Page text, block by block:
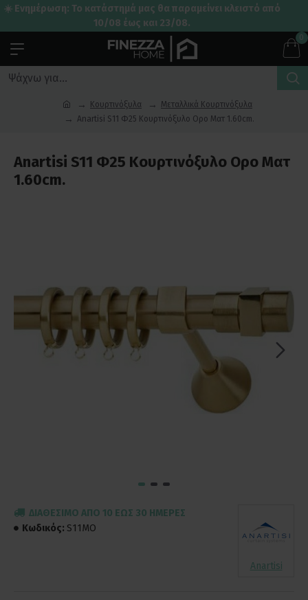
☀️ Ενημέρωση: Το κατάστημά μας θα παραμείνει κλειστό από
10/08 έως και 23/08.
0
Κουρτινόξυλα
Μεταλλικά Κουρτινόξυλα
Anartisi S11 Φ25 Κουρτινόξυλο Ορο Ματ 1.60cm.
Anartisi S11 Φ25 Κουρτινόξυλο Ορο Ματ
1.60cm.
ΔΙΑΘΈΣΙΜΟ ΑΠΌ 10 ΈΩΣ 30 ΗΜΈΡΕΣ
Κωδικός: S11MO
Anartisi